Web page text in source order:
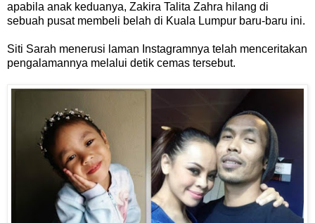
apabila anak keduanya, Zakira Talita Zahra hilang di
sebuah pusat membeli belah di Kuala Lumpur baru-baru ini.
Siti Sarah menerusi laman Instagramnya telah menceritakan
pengalamannya melalui detik cemas tersebut.